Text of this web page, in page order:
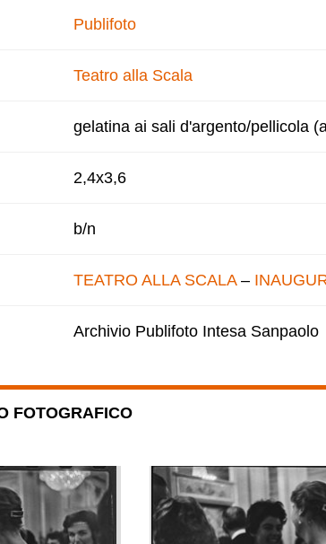
Publifoto
Teatro alla Scala
gelatina ai sali d'argento/pellicola
2,4x3,6
b/n
TEATRO ALLA SCALA–
Archivio Publifoto Intesa Sanpaolo
FOTOGRAFICO